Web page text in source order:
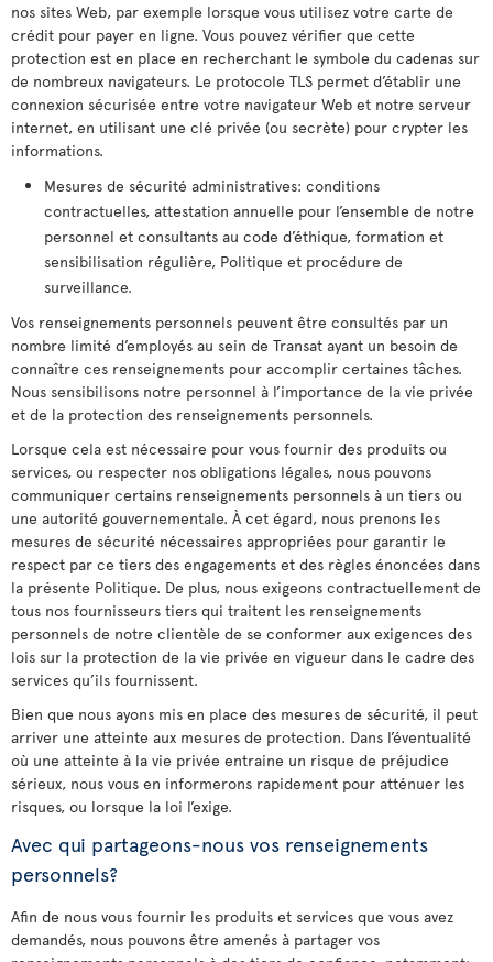
nos sites Web, par exemple lorsque vous utilisez votre carte de
crédit pour payer en ligne. Vous pouvez vérifier que cette
protection est en place en recherchant le symbole du cadenas sur
de nombreux navigateurs. Le protocole TLS permet d’établir une
connexion sécurisée entre votre navigateur Web et notre serveur
internet, en utilisant une clé privée (ou secrète) pour crypter les
informations.
Mesures de sécurité administratives: conditions
contractuelles, attestation annuelle pour l’ensemble de notre
personnel et consultants au code d’éthique, formation et
sensibilisation régulière, Politique et procédure de
surveillance.
Vos renseignements personnels peuvent être consultés par un
nombre limité d’employés au sein de Transat ayant un besoin de
connaître ces renseignements pour accomplir certaines tâches.
Nous sensibilisons notre personnel à l’importance de la vie privée
et de la protection des renseignements personnels.
Lorsque cela est nécessaire pour vous fournir des produits ou
services, ou respecter nos obligations légales, nous pouvons
communiquer certains renseignements personnels à un tiers ou
une autorité gouvernementale. À cet égard, nous prenons les
mesures de sécurité nécessaires appropriées pour garantir le
respect par ce tiers des engagements et des règles énoncées dans
la présente Politique. De plus, nous exigeons contractuellement de
tous nos fournisseurs tiers qui traitent les renseignements
personnels de notre clientèle de se conformer aux exigences des
lois sur la protection de la vie privée en vigueur dans le cadre des
services qu’ils fournissent.
Bien que nous ayons mis en place des mesures de sécurité, il peut
arriver une atteinte aux mesures de protection. Dans l’éventualité
où une atteinte à la vie privée entraine un risque de préjudice
sérieux, nous vous en informerons rapidement pour atténuer les
risques, ou lorsque la loi l’exige.
Avec qui partageons-nous vos renseignements
personnels?
Afin de nous vous fournir les produits et services que vous avez
demandés, nous pouvons être amenés à partager vos